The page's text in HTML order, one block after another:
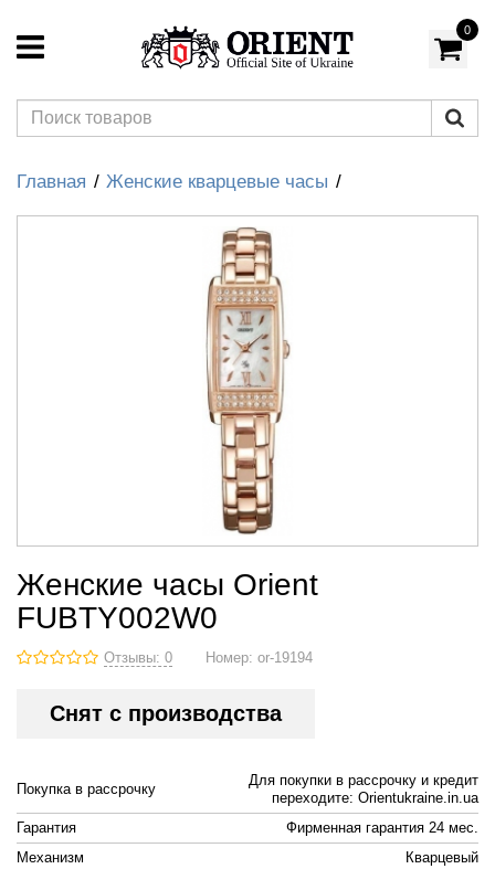
0
Главная Женские кварцевые часы
Женские часы Orient
FUBTY002W0
Отзывы: 0 Номер: or-19194
Снят с производства
Покупка в рассрочку
Для покупки в рассрочку и кредит
переходите: Orientukraine.in.ua
Гарантия
Фирменная гарантия 24 мес.
Механизм
Кварцевый